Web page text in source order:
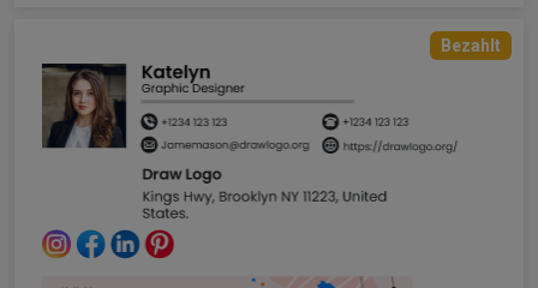
Bezahlt